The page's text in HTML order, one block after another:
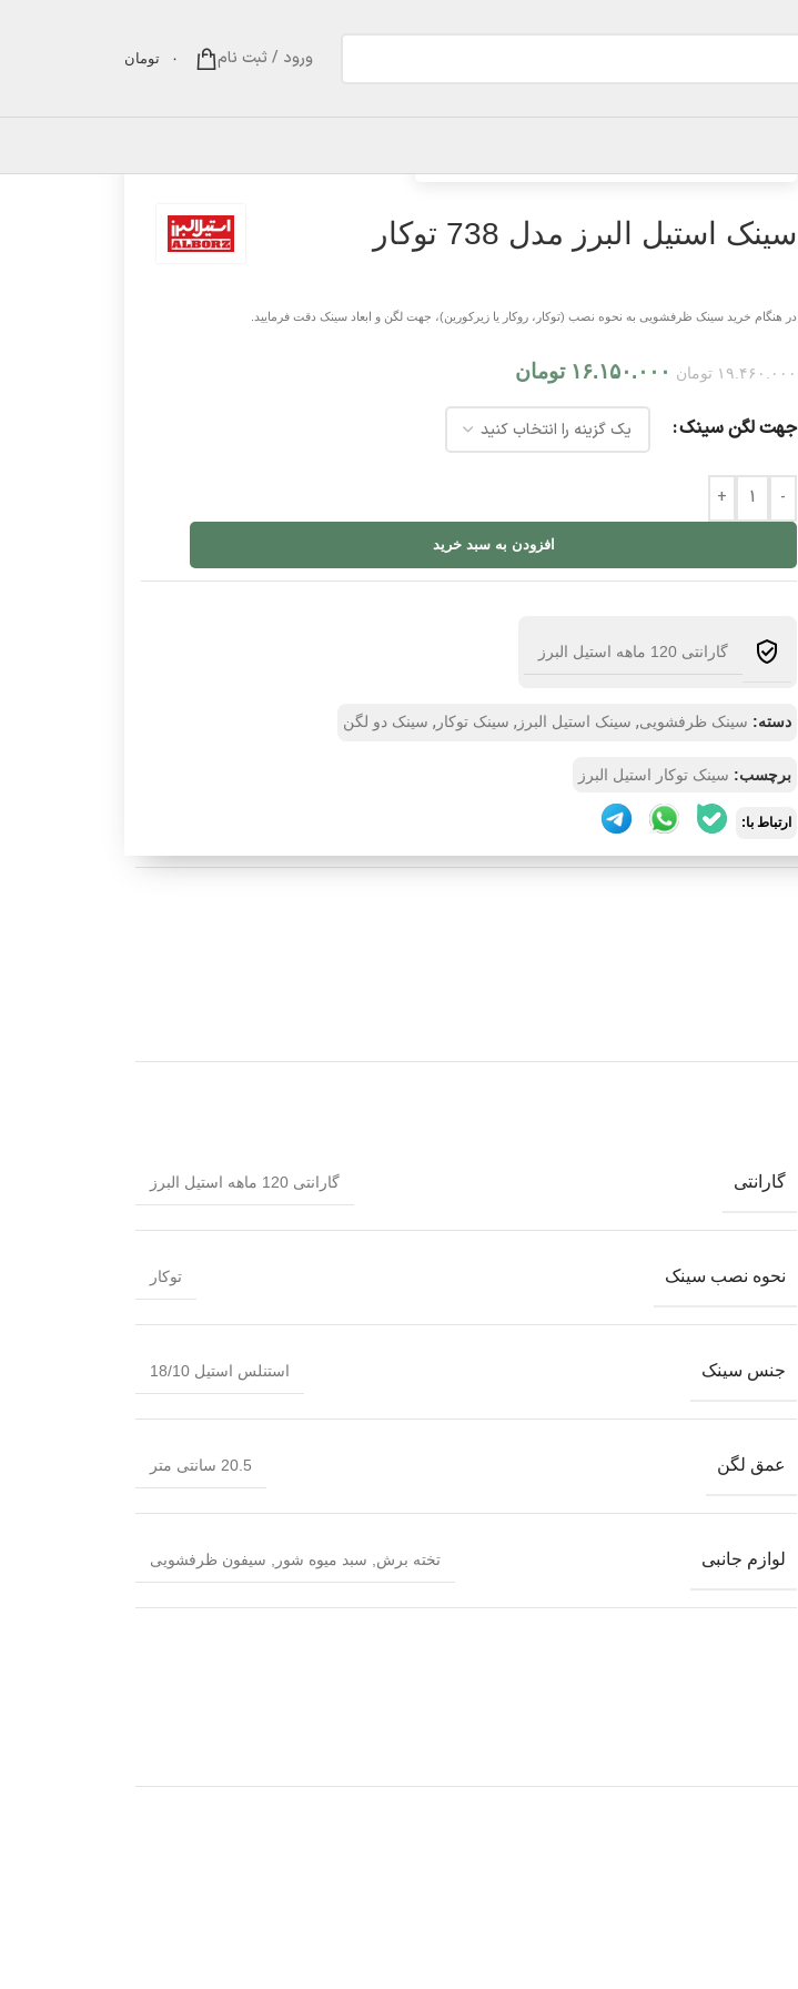
ورود / ثبت نام ۰ تومان
سینک استیل البرز مدل 738 توکار
در هنگام خرید سینک ظرفشویی به نحوه نصب (توکار، روکار یا زیرکورین)، جهت لگن و ابعاد سینک دقت فرمایید.
۱۹.۴۶۰.۰۰۰ تومان ۱۶.۱۵۰.۰۰۰ تومان
جهت لگن سینک
-
+
افزودن به سبد خرید
گارانتی 120 ماهه استیل البرز
دسته: سینک ظرفشویی, سینک استیل البرز , سینک توکار , سینک دو لگن
برچسب: سینک توکار استیل البرز
ارتباط با:
گارانتی گارانتی 120 ماهه استیل البرز
نحوه نصب سینک توکار
جنس سینک استنلس استیل 18/10
عمق لگن 20.5 سانتی متر
لوازم جانبی تخته برش, سبد میوه شور , سیفون ظرفشویی